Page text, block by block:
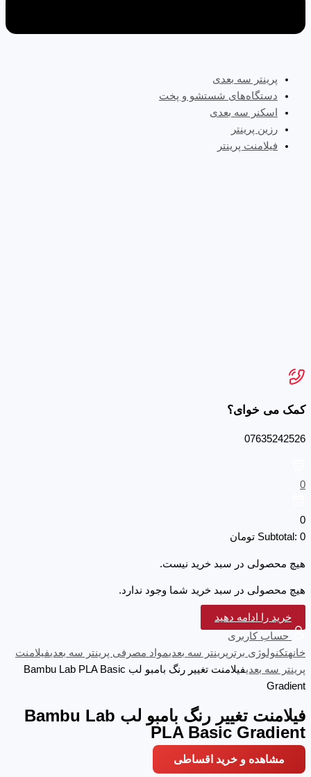
پرینتر سه‌ بعدی
دستگاه‌های شستشو و پخت
اسکنر سه بعدی
رزین پرینتر
فیلامنت پرینتر
کمک می خوای؟
07635242526
0
0
Subtotal: 0 تومان
هیچ محصولی در سبد خرید نیست.
هیچ محصولی در سبد خرید شما وجود ندارد.
خرید را ادامه دهید
حساب کاربری
خانهتکنولوژی برتر پرینتر سه‌ بعدیمواد مصرفی پرینتر سه بعدیفیلامنت
پرینتر سه بعدی
فیلامنت تغییر رنگ بامبو لب Bambu Lab PLA Basic
Gradient
فیلامنت تغییر رنگ بامبو لب Bambu Lab
PLA Basic Gradient
مشاهده و خرید اقساطی